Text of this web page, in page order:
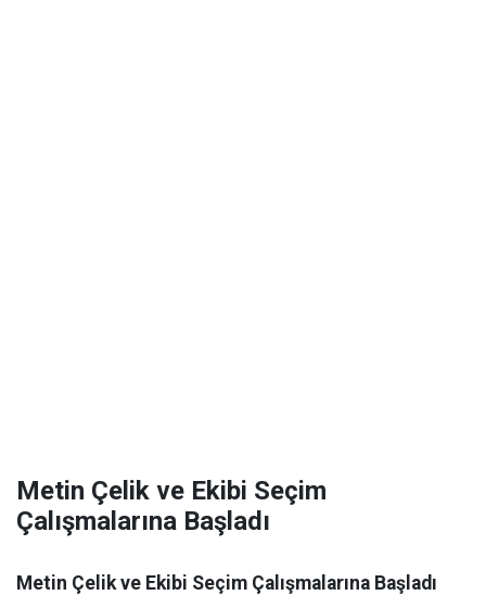
Metin Çelik ve Ekibi Seçim
Çalışmalarına Başladı
Metin Çelik ve Ekibi Seçim Çalışmalarına Başladı